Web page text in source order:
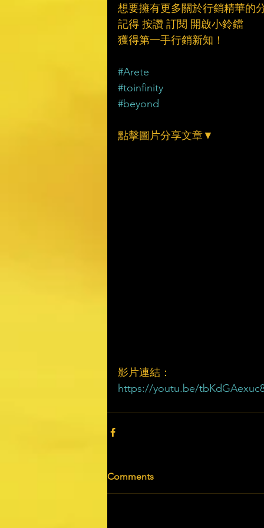
想要擁有更多關於行銷精華的
記得 按讚 訂閱 開啟小鈴鐺
獲得第一手行銷新知！
#Arete
#toinfinity
#beyond
點擊圖片分享文章▼
影片連結：
https://youtu.be/
Comments